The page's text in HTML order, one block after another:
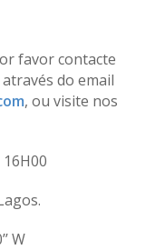
favor contacte
do email
, ou visite nos
W